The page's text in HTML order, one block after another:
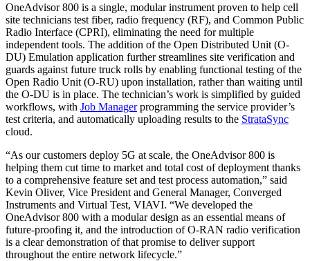
OneAdvisor 800 is a single, modular instrument proven to help cell
site technicians test fiber, radio frequency (RF), and Common Public
Radio Interface (CPRI), eliminating the need for multiple
independent tools. The addition of the Open Distributed Unit (O-
DU) Emulation application further streamlines site verification and
guards against future truck rolls by enabling functional testing of the
Open Radio Unit (O-RU) upon installation, rather than waiting until
the O-DU is in place. The technician’s work is simplified by guided
workflows, with Job Managerprogramming the service provider’s
test criteria, and automatically uploading results to the StrataSync
cloud.
“As our customers deploy 5G at scale, the OneAdvisor 800 is
helping them cut time to market and total cost of deployment thanks
to a comprehensive feature set and test process automation,” said
Kevin Oliver, Vice President and General Manager, Converged
Instruments and Virtual Test, VIAVI. “We developed the
OneAdvisor 800 with a modular design as an essential means of
future-proofing it, and the introduction of O-RAN radio verification
is a clear demonstration of that promise to deliver support
throughout the entire network lifecycle.”